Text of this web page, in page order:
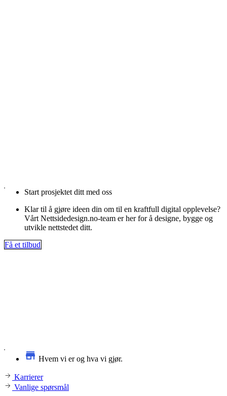
Start prosjektet ditt med oss
Klar til å gjøre ideen din om til en kraftfull digital opplevelse?
Vårt Nettsidedesign.no-team er her for å designe, bygge og
utvikle nettstedet ditt.
Få et tilbud
Hvem vi er og hva vi gjør.
Karrierer
Vanlige spørsmål